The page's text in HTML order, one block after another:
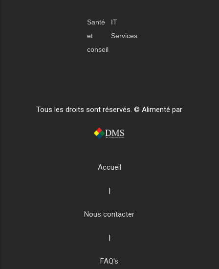
Santé
et
conseil
IT
Services
Tous les droits sont réservés. © Alimenté par
Accueil
Nous contacter
FAQ's